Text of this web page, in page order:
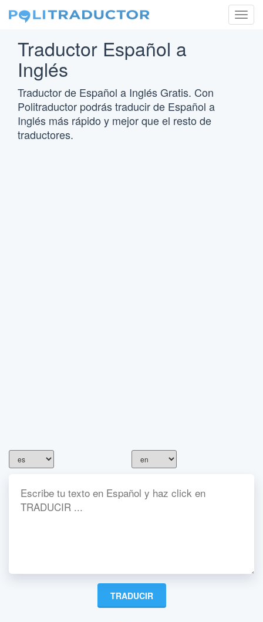
Traductor Español a
Inglés
Traductor de Español a Inglés Gratis. Con
Politraductor podrás traducir de Español a
Inglés más rápido y mejor que el resto de
traductores.